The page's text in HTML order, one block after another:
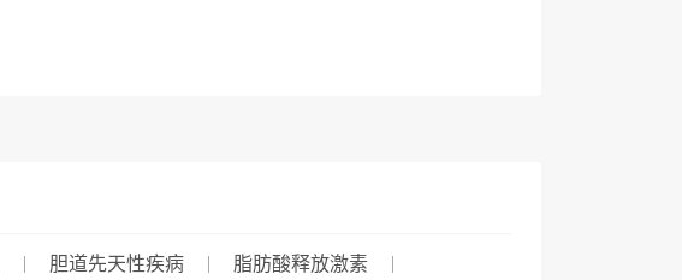
胆道先天性疾病 脂肪酸释放激素